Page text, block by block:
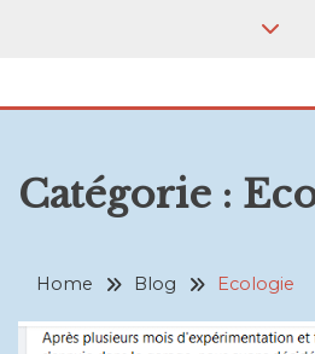
Catégorie :
Home Blog Ecologie